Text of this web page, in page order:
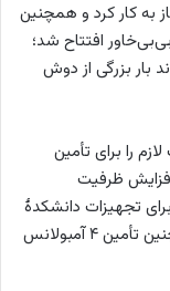
به کار کرد و همچنین
افتتاح شد؛
بار بزرگی از دوش
را برای تأمین
صدارت، افزایش ظرفیت
اعتبار برای تجهیزات دانشکدۀ
علوم پزشکی اردکان و دانشکدۀ طب ایرانی؛ همچنین تأمین ۴ آمبولانس